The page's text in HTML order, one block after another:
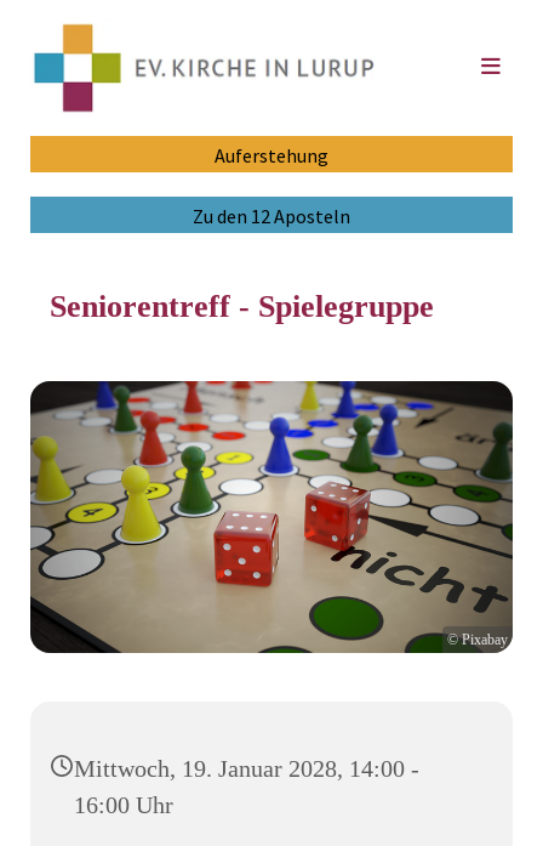
Auferstehung
Zu den 12 Aposteln
Seniorentreff - Spielegruppe
© Pixabay
Mittwoch, 19. Januar 2028, 14:00 -
16:00 Uhr